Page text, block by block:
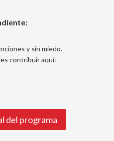
y sin miedo.
contribuir aquí:
del programa